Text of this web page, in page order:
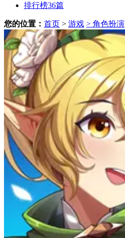
排行榜36篇
您的位置： 首页 > 游戏 > 角色扮演